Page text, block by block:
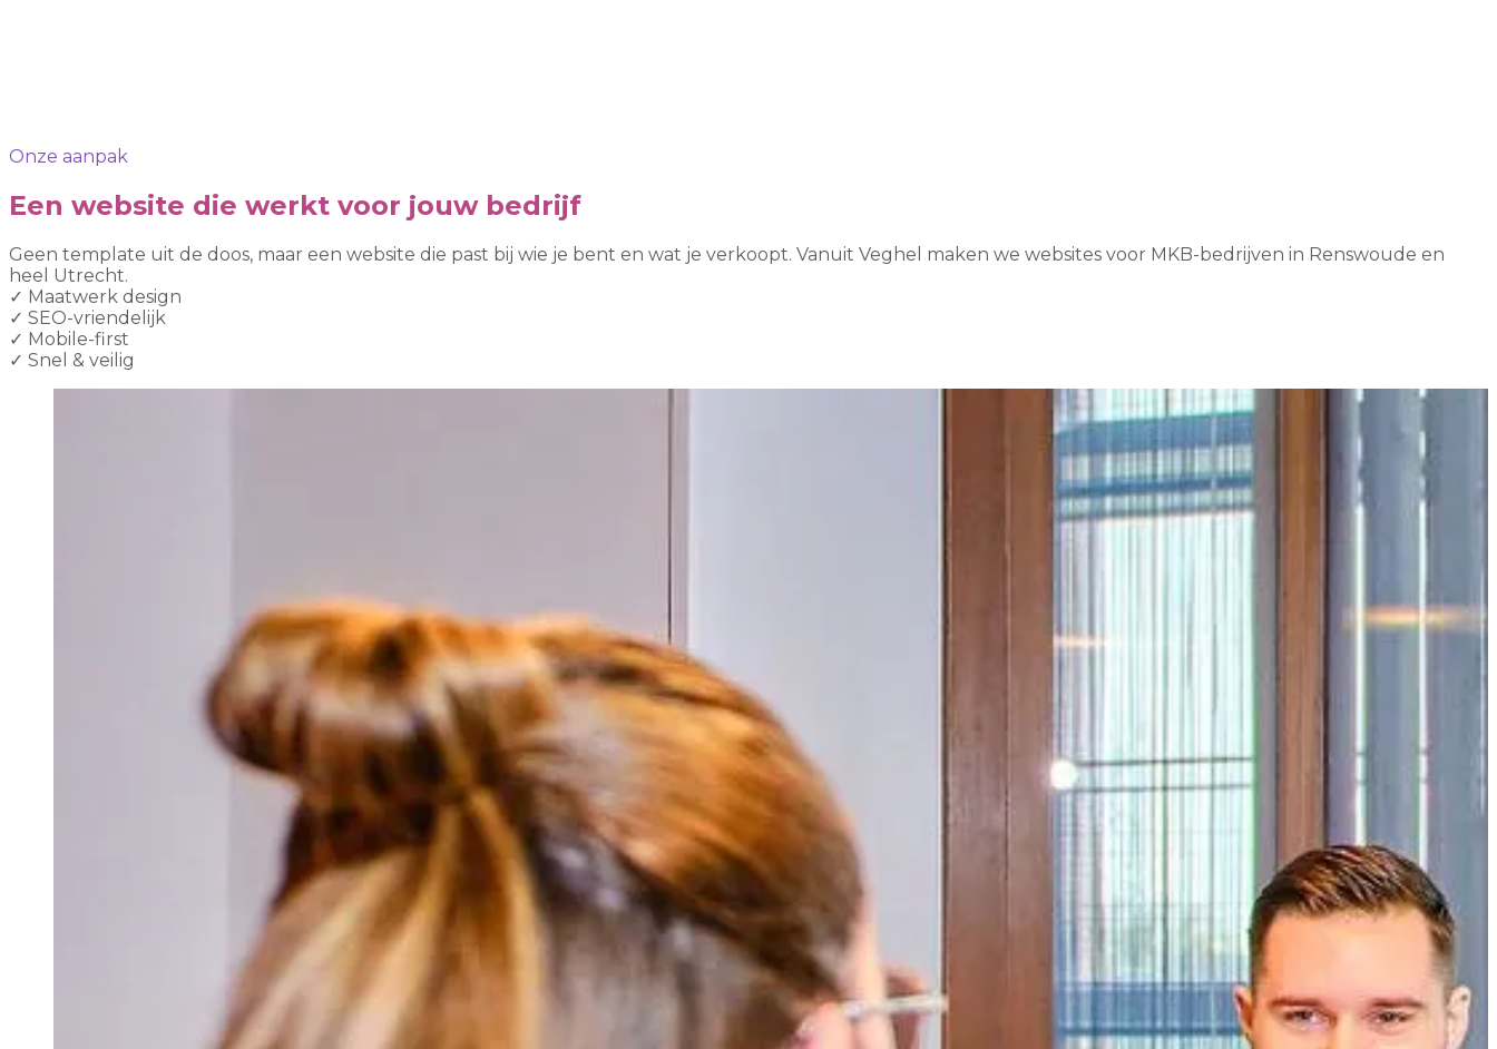
Onze aanpak
Een website die werkt voor jouw bedrijf
Geen template uit de doos, maar een website die past bij wie je bent en wat je verkoopt. Vanuit Veghel maken we websites voor MKB-bedrijven in Renswoude en
heel Utrecht.
✓ Maatwerk design
✓ SEO-vriendelijk
✓ Mobile-first
✓ Snel & veilig